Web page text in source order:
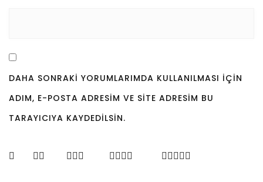
DAHA SONRAKI YORUMLARIMDA KULLANILMASI IÇIN
ADIM, E-POSTA ADRESIM VE SITE ADRESIM BU
TARAYICIYA KAYDEDILSIN.